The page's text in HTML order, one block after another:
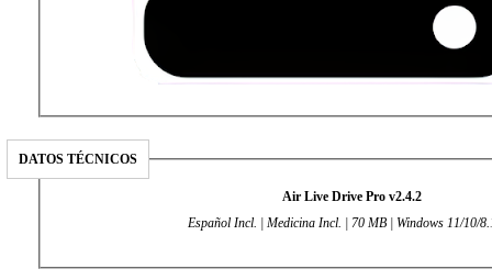
DATOS TÉCNICOS
Air Live Drive Pro v2.4.2
Español Incl. | Medicina Incl. | 70 MB | Windows 11/10/